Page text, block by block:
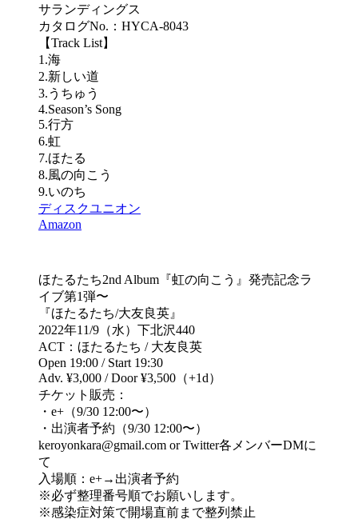
サランディングス
カタログNo.：HYCA-8043
【Track List】
1.海
2.新しい道
3.うちゅう
4.Season’s Song
5.行方
6.虹
7.ほたる
8.風の向こう
9.いのち
ディスクユニオン
Amazon
ほたるたち2nd Album『虹の向こう』発売記念ラ
イブ第1弾〜
『ほたるたち/大友良英』
2022年11/9（水）下北沢440
ACT：ほたるたち / 大友良英
Open 19:00 / Start 19:30
Adv. ¥3,000 / Door ¥3,500（+1d）
チケット販売：
・e+（9/30 12:00〜）
・出演者予約（9/30 12:00〜）
keroyonkara@gmail.com or Twitter各メンバーDMに
て
入場順：e+→出演者予約
※必ず整理番号順でお願いします。
※感染症対策で開場直前まで整列禁止